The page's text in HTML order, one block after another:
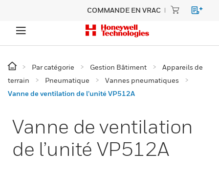
COMMANDE EN VRAC
Par catégorie Gestion Bâtiment
Appareils de
terrain
Pneumatique
Vannes pneumatiques
Vanne de ventilation de l’unité VP512A
Vanne de ventilation
de l’unité VP512A